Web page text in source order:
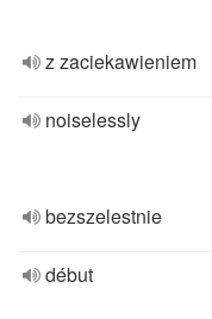
z zaciekawieniem
noiselessly
bezszelestnie
début